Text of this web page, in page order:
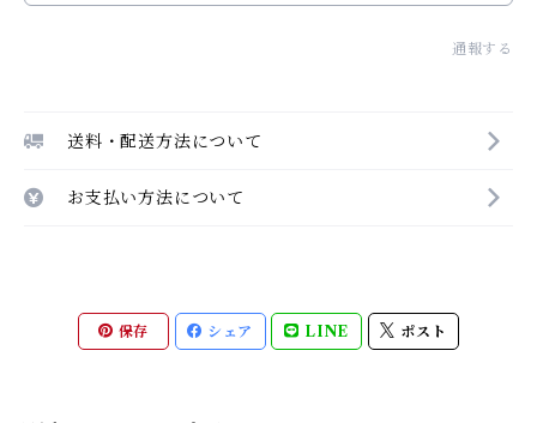
通報する
送料・配送方法について
お支払い方法について
保存 シェア LINE ポスト